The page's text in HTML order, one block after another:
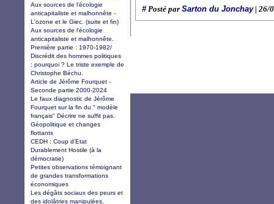
#Posté par Sarton du Jonchay| 26/
Aux sources de l'écologie
anticapitaliste et malhonnête -
L'ozone et le Giec. (suite et fin)
Aux sources de l'écologie
anticapitaliste et malhonnête.
Première partie : 1970-1982/
Discrédit des hommes politiques
: pourquoi ? Le triste exemple de
Christophe Béchu.
Article de Jérôme Fourquet -
Seconde partie 2000-2024
Le faux diagnostic de Jérôme
Fourquet sur la fin du " modèle
français" Décrire ne suffit pas.
Géopolitique et changes
flottants
CEDH : Coup d’Etat
Durablement Hostile (à la
démocratie)
Petites observations témoignant
de grandes transformations
économiques
Les dégâts sociaux des peurs et
des idolâtries manipulées.